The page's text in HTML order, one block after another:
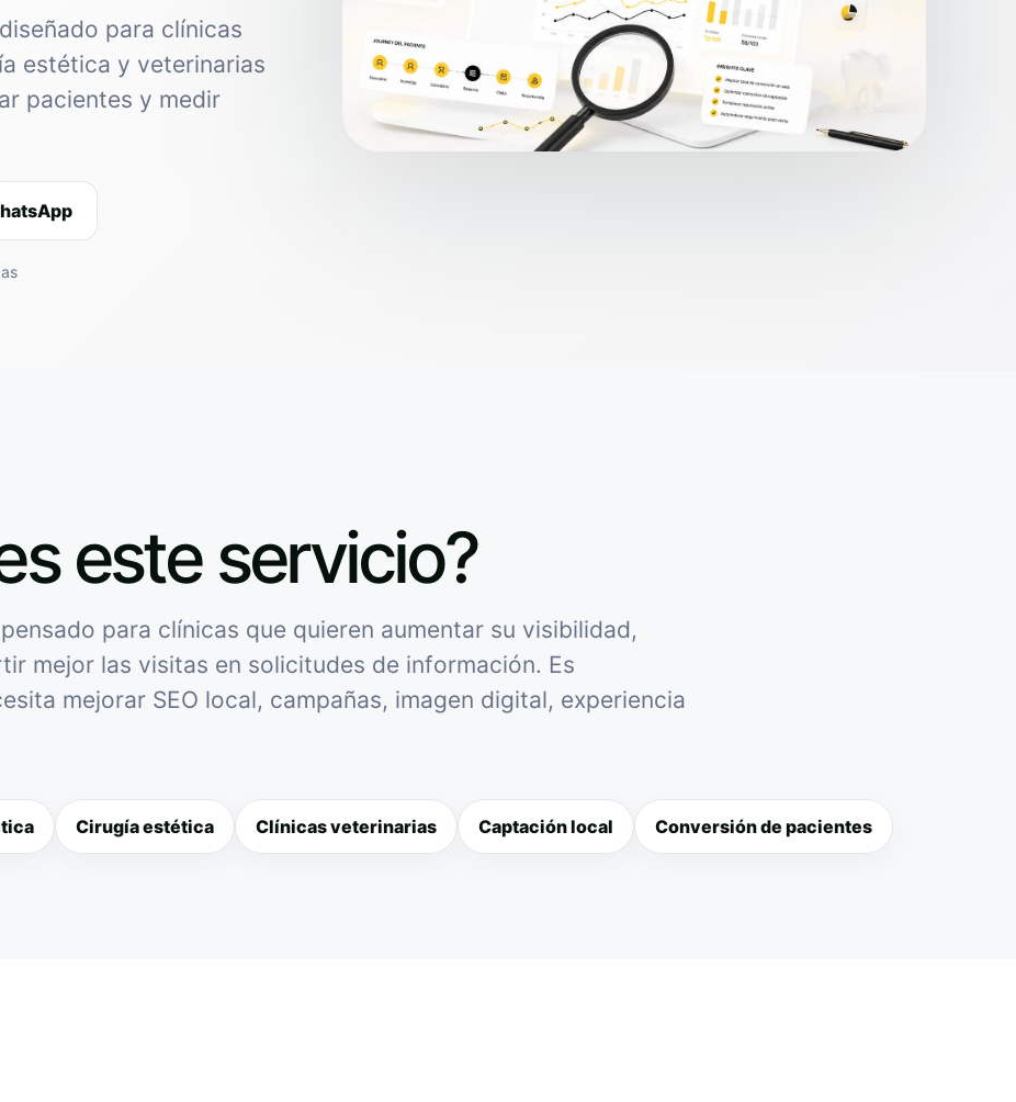
para clínicas
estética y veterinarias
pacientes y medir
este servicio?
para clínicas que quieren aumentar su visibilidad,
mejor las visitas en solicitudes de información. Es
mejorar SEO local, campañas, imagen digital, experiencia
Cirugía estética Clínicas veterinarias Captación local Conversión de pacientes